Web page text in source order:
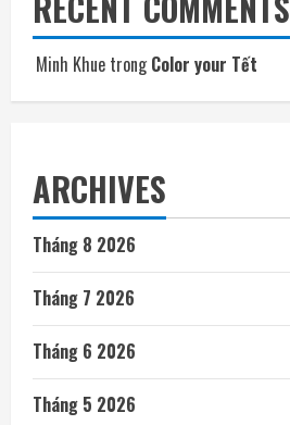
Minh Khue trongColor your Tết
ARCHIVES
Tháng 8 2026
Tháng 7 2026
Tháng 6 2026
Tháng 5 2026